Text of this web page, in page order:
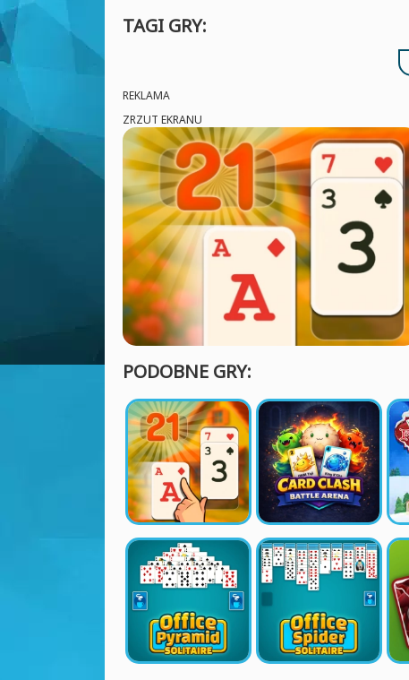
TAGI GRY:
REKLAMA
ZRZUT EKRANU
PODOBNE GRY: